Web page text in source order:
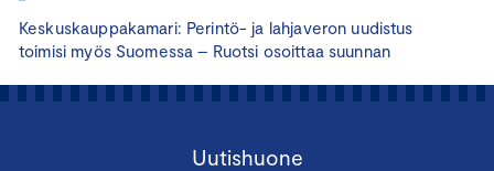
Keskuskauppakamari: Perintö- ja lahjaveron uudistus
toimisi myös Suomessa – Ruotsi osoittaa suunnan
Uutishuone